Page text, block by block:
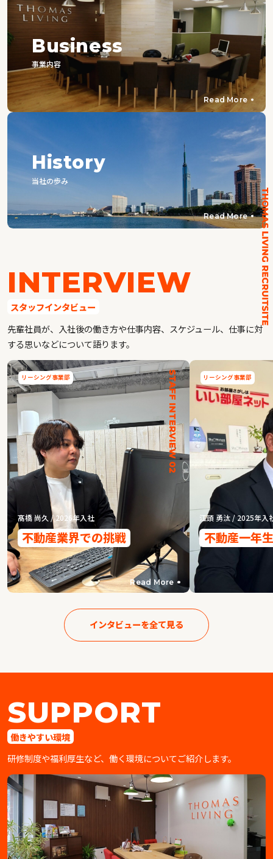
Business
事業内容
Read More
History
当社の歩み
Read More
INTERVIEW
スタッフインタビュー
先輩社員が、入社後の働き方や仕事内容、スケジュール、仕事に対
する思いなどについて語ります。
STAFF INTERVIEW 02
髙橋 尚久 / 2026年入社
不動産業界での挑戦
リーシング事業部
Read More
江頭 勇汰 / 2025年入
不動産一年生
リーシング事業部
インタビューを全て見る
SUPPORT
働きやすい環境
研修制度や福利厚生など、働く環境についてご紹介します。